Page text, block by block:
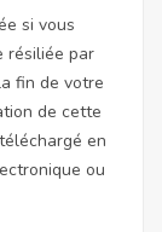
si vous
résiliée par
fin de votre
de cette
en
ou